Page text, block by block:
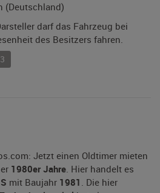
(Deutschland)
darf das Fahrzeug bei
des Besitzers fahren.
Jetzt einen Oldtimer mieten
1980er Jahre. Hier handelt es
mit Baujahr 1981 . Die hier